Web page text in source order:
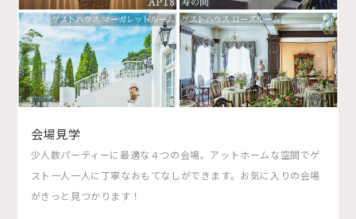
会場見学
少人数パーティーに最適な４つの会場。アットホームな空間でゲ
スト一人一人に丁寧なおもてなしができます。お気に入りの会場
がきっと見つかります！